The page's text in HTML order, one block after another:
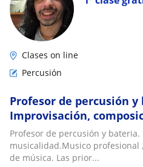
Clases on line
Percusión
Profesor de percusión y
Improvisación,
Musico profesional ,
docente de música. Las prioridad en las
clases es el proceso del
Profesor de percusión y
musicalidad.Musico profesional
de música. Las prior...